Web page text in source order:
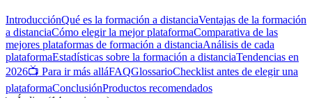
IntroducciónQué es la formación a distanciaVentajas de la formación
a distanciaCómo elegir la mejor plataformaComparativa de las
mejores plataformas de formación a distanciaAnálisis de cada
plataformaEstadísticas sobre la formación a distanciaTendencias en
2026📺 Para ir más alláFAQGlossarioChecklist antes de elegir una
plataformaConclusiónProductos recomendados